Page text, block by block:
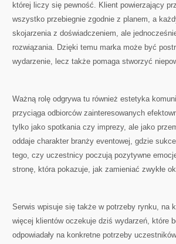
której liczy się pewność. Klient powierzający
wszystko przebiegnie zgodnie z planem, a
skojarzenia z doświadczeniem, ale
rozwiązania. Dzięki temu marka może być
wydarzenie, lecz także pomaga stworzyć
Ważną rolę odgrywa tu również estetyka
przyciąga odbiorców zainteresowanych
tylko jako spotkania czy imprezy, ale jako
oddaje charakter branży eventowej, gdzie
tego, czy uczestnicy poczują pozytywne
stronę, która pokazuje, jak zamieniać zwykłe
Serwis wpisuje się także w potrzeby rynku, na
więcej klientów oczekuje dziś wydarzeń, które
odpowiadały na konkretne potrzeby